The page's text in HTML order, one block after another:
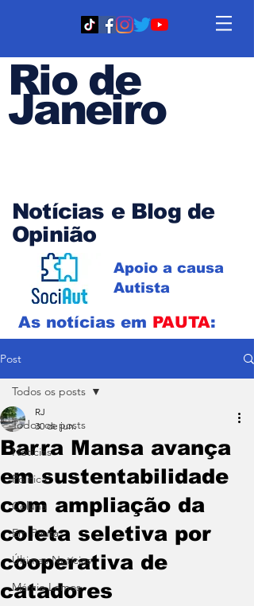
Rio de
Janeiro
Notícias e Blog de
Opinião
Apoio a causa
Autista
As notícias em PAUTA:
Post
Todos os posts
Notícias
Política
Coluna
Em Pauta
Últimas Notícias
Márcio Lemos
Todos os posts
Barra Mansa avança
em sustentabilidade
com ampliação da
coleta seletiva por
cooperativa de
catadores
RJ
30 de jun.